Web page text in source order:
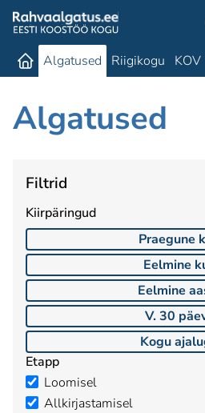
Algatused Riigikogu KOV
Algatused
Filtrid
Kiirpäringud
Praegune
Eelmine
Eelmine
V. 30
Kogu
Etapp
Loomisel
Allkirjastamisel